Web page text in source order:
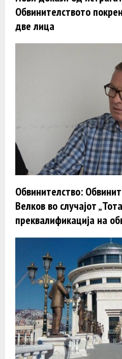
Обвинителството
две лица
Обвинителство:
Велков во случајот
преквалификација на